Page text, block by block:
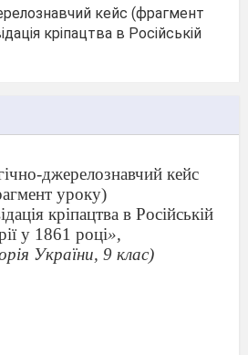
кейс (фрагмент
кріпацтва в Російській
джерелознавчий кейс
уроку)
кріпацтва в Російській
у 1861 році»,
України, 9 клас)